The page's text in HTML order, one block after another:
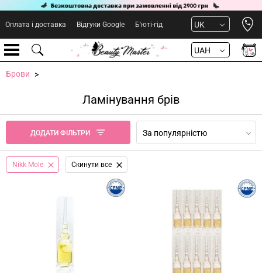
Оплата і доставка Відгуки Google Б'юті-гід UK
UAH
Брови
Ламінування брів
ДОДАТИ ФІЛЬТРИ За популярністю
Nikk Mole Cкинути все